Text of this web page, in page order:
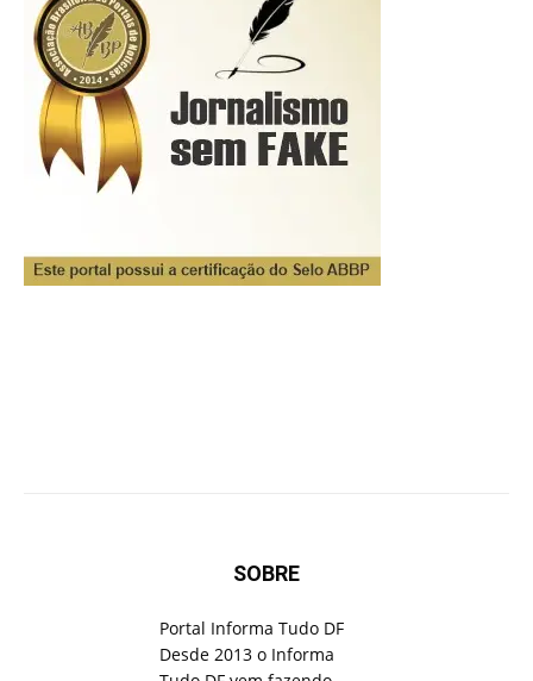
SOBRE
Portal Informa Tudo DF
Desde 2013 o Informa